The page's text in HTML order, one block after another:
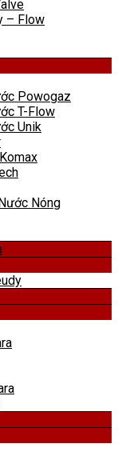
– Flow
Powogaz
T-Flow
Unik
Nóng